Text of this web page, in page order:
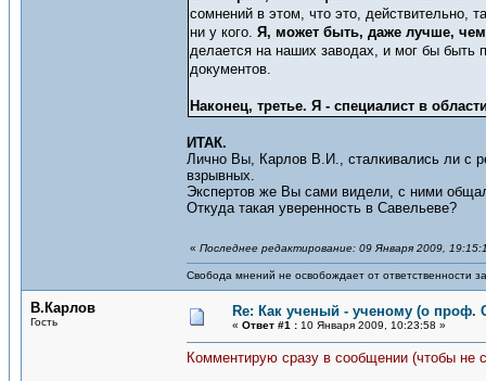
сомнений в этом, что это, действительно,
ни у кого. Я, может быть, даже лучше,
делается на наших заводах, и мог бы быть
документов.
Наконец, третье. Я - специалист в
ИТАК.
Лично Вы, Карлов В.И., сталкивались ли с
взрывных.
Экспертов же Вы сами видели, с ними
Откуда такая уверенность в Савельеве?
« Последнее редактирование: 09 Января 2009,
Свобода мнений не освобождает от ответственности
В.Карлов
Гость
Re: Как ученый - ученому (о проф.
« Ответ #1 : 10 Января 2009, 10:23:58 »
Комментирую сразу в сообщении (чтобы не